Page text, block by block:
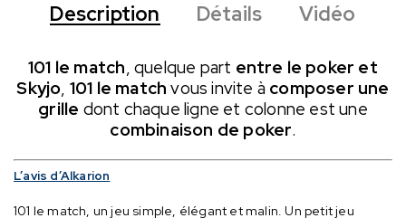
Description Détails Vidéo
101 le match, quelque part entre le poker et
Skyjo, 101 le match vous invite à composer une
grille dont chaque ligne et colonne est une
combinaison de poker.
L’avis d’Alkarion
101 le match, un jeu simple, élégant et malin. Un petit jeu